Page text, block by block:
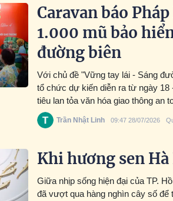
Caravan báo
1.000 mũ bảo
đường biên
Với chủ đề "Vững tay lái - Sáng
tổ chức dự kiến diễn ra từ ngày
tiêu lan tỏa văn hóa giao thông an
cộng đồng vùng biên.
Trần Nhật Linh 09:47 28/07/2026
Khi hương sen
Giữa nhịp sống hiện đại của TP.
đã vượt qua hàng nghìn cây số